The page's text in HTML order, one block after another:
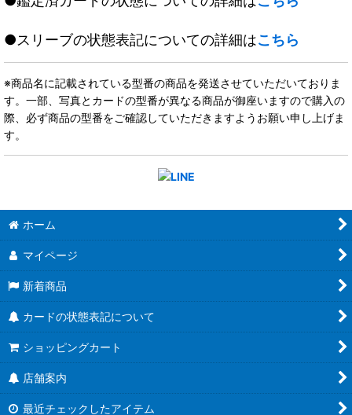
●スリーブの状態表記についての詳細はこちら
※商品名に記載されている型番の商品を発送させていただいておりま
す。一部、写真とカードの型番が異なる商品が御座いますので購入の
際、必ず商品の型番をご確認していただきますようお願い申し上げま
す。
ホーム
マイページ
新着商品
カードの状態表記について
ショッピングカート
店舗案内
最近チェックしたアイテム